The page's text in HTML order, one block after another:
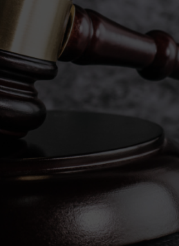
Az ördög még
Mindenki a
Bitumenes lapostetők: a